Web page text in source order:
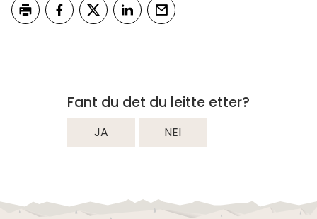
Fant du det du leitte etter?
JA NEI